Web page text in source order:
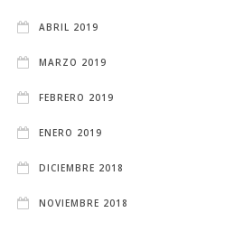
ABRIL 2019
MARZO 2019
FEBRERO 2019
ENERO 2019
DICIEMBRE 2018
NOVIEMBRE 2018